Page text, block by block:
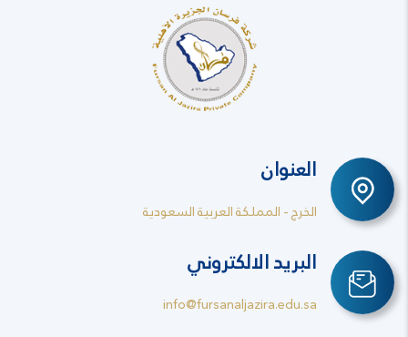
العنوان
الخرج - المملكة العربية السعودية
البريد الالكتروني
info@fursanaljazira.edu.sa